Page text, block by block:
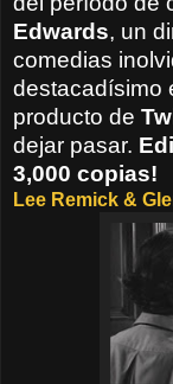
Edwards, un
comedias
destacadísimo
producto de
dejar pasar.
3,000 copias!
Lee Remick &